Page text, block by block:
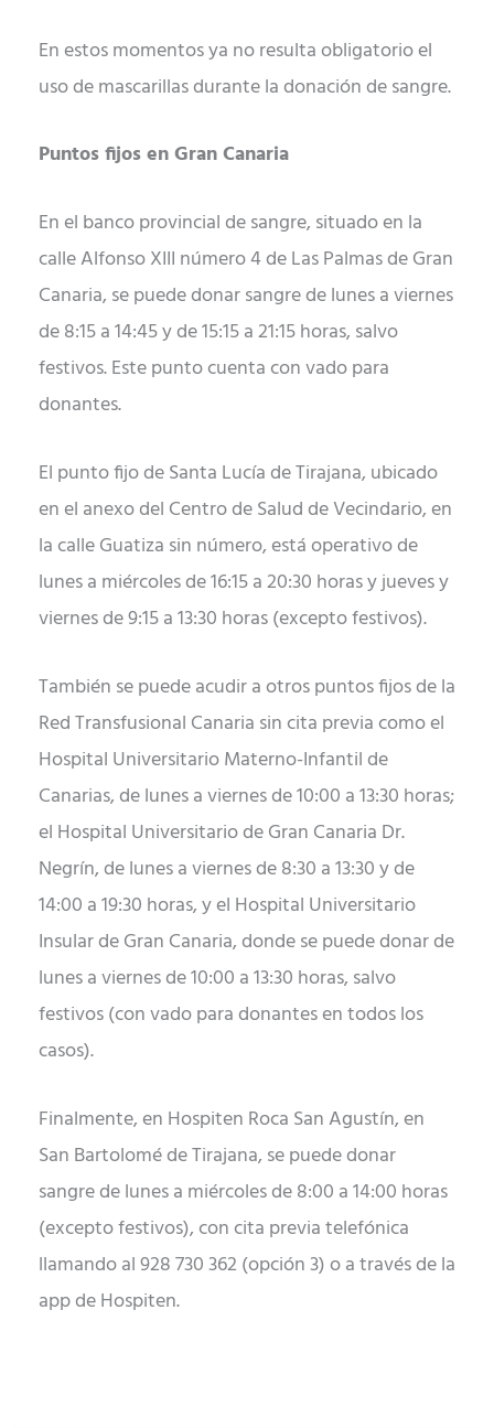
En estos momentos ya no resulta obligatorio el
uso de mascarillas durante la donación de sangre.
Puntos fijos en Gran Canaria
En el banco provincial de sangre, situado en la
calle Alfonso XIII número 4 de Las Palmas de Gran
Canaria, se puede donar sangre de lunes a viernes
de 8:15 a 14:45 y de 15:15 a 21:15 horas, salvo
festivos. Este punto cuenta con vado para
donantes.
El punto fijo de Santa Lucía de Tirajana, ubicado
en el anexo del Centro de Salud de Vecindario, en
la calle Guatiza sin número, está operativo de
lunes a miércoles de 16:15 a 20:30 horas y jueves y
viernes de 9:15 a 13:30 horas (excepto festivos).
También se puede acudir a otros puntos fijos de la
Red Transfusional Canaria sin cita previa como el
Hospital Universitario Materno-Infantil de
Canarias, de lunes a viernes de 10:00 a 13:30 horas;
el Hospital Universitario de Gran Canaria Dr.
Negrín, de lunes a viernes de 8:30 a 13:30 y de
14:00 a 19:30 horas, y el Hospital Universitario
Insular de Gran Canaria, donde se puede donar de
lunes a viernes de 10:00 a 13:30 horas, salvo
festivos (con vado para donantes en todos los
casos).
Finalmente, en Hospiten Roca San Agustín, en
San Bartolomé de Tirajana, se puede donar
sangre de lunes a miércoles de 8:00 a 14:00 horas
(excepto festivos), con cita previa telefónica
llamando al 928 730 362 (opción 3) o a través de la
app de Hospiten.